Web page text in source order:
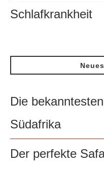
Schlafkrankheit
Die
Südafrika
Der perfekte